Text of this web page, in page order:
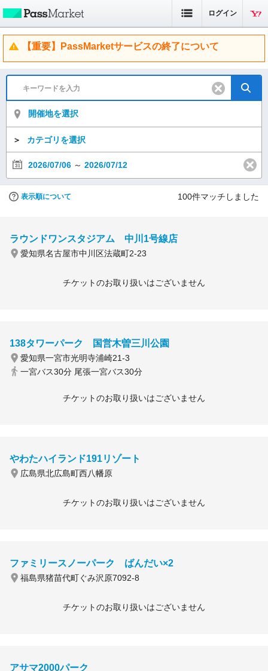
ログイン
【重要】PassMarketサービスの終了について
開催地を選択
＞ カテゴリを選択
2026/07/06 ～ 2026/07/12
表示順について 100件マッチしました
ラウンドワンスタジアム 中川1号線店
愛知県名古屋市中川区法蔵町2-23
チケットのお取り扱いはございません
138タワーパーク 国営木曽三川公園
愛知県一宮市光明寺浦崎21-3
一宮バス30分 尾張一宮バス30分
チケットのお取り扱いはございません
やわたハイランド191リゾート
広島県北広島町西八幡原
チケットのお取り扱いはございません
ファミリースノーパーク ばんだい×2
福島県猪苗代町ぐみ沢原7092-8
チケットのお取り扱いはございません
アサマ2000パーク